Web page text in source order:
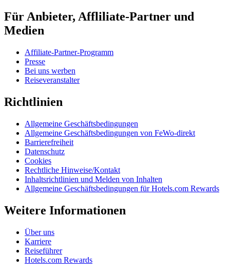
Für Anbieter, Affliliate-Partner und
Medien
Affiliate-Partner-Programm
Presse
Bei uns werben
Reiseveranstalter
Richtlinien
Allgemeine Geschäftsbedingungen
Allgemeine Geschäftsbedingungen von FeWo-direkt
Barrierefreiheit
Datenschutz
Cookies
Rechtliche Hinweise/Kontakt
Inhaltsrichtlinien und Melden von Inhalten
Allgemeine Geschäftsbedingungen für Hotels.com Rewards
Weitere Informationen
Über uns
Karriere
Reiseführer
Hotels.com Rewards